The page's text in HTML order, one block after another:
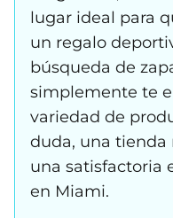
lugar ideal para
un regalo
búsqueda de
simplemente te
variedad de
duda, una tienda
una satisfactoria
en Miami.